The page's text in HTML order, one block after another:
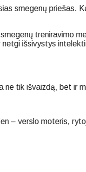
smegenų priešas.
treniravimo
išsivystys
ne tik išvaizdą, bet ir
– verslo moteris,